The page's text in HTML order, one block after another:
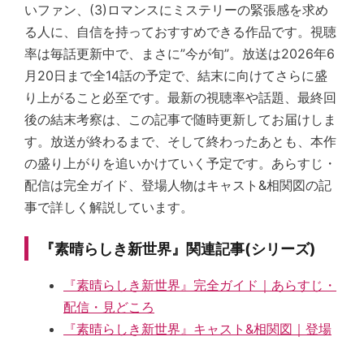
いファン、(3)ロマンスにミステリーの緊張感を求め
る人に、自信を持っておすすめできる作品です。視聴
率は毎話更新中で、まさに”今が旬”。放送は2026年6
月20日まで全14話の予定で、結末に向けてさらに盛
り上がること必至です。最新の視聴率や話題、最終回
後の結末考察は、この記事で随時更新してお届けしま
す。放送が終わるまで、そして終わったあとも、本作
の盛り上がりを追いかけていく予定です。あらすじ・
配信は完全ガイド、登場人物はキャスト&相関図の記
事で詳しく解説しています。
『素晴らしき新世界』関連記事(シリーズ)
『素晴らしき新世界』完全ガイド｜あらすじ・
配信・見どころ
『素晴らしき新世界』キャスト&相関図｜登場